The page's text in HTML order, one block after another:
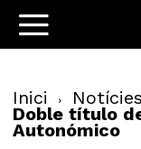
Inici Notícies
Doble título
Autonómico